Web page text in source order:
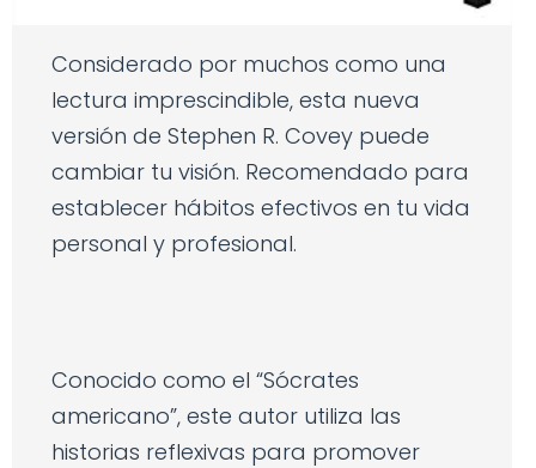
Considerado por muchos como una
lectura imprescindible, esta nueva
versión de Stephen R. Covey puede
cambiar tu visión. Recomendado para
establecer hábitos efectivos en tu vida
personal y profesional.
Conocido como el “Sócrates
americano”, este autor utiliza las
historias reflexivas para promover